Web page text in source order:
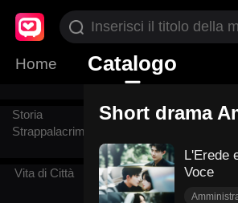
Home Catalogo
Seconda
possibilità
Storia
Strappalacrime
Vita di Città
Short drama
L'Erede
Voce